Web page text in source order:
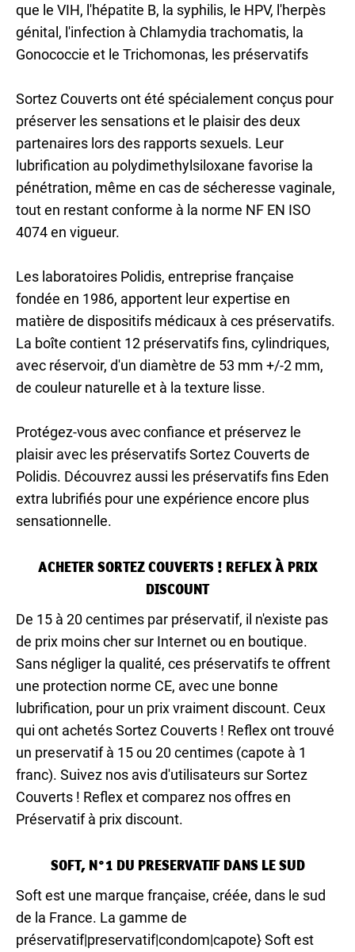
que le VIH, l'hépatite B, la syphilis, le HPV, l'herpès
génital, l'infection à Chlamydia trachomatis, la
Gonococcie et le Trichomonas, les préservatifs
Sortez Couverts ont été spécialement conçus pour
préserver les sensations et le plaisir des deux
partenaires lors des rapports sexuels. Leur
lubrification au polydimethylsiloxane favorise la
pénétration, même en cas de sécheresse vaginale,
tout en restant conforme à la norme NF EN ISO
4074 en vigueur.
Les laboratoires Polidis, entreprise française
fondée en 1986, apportent leur expertise en
matière de dispositifs médicaux à ces préservatifs.
La boîte contient 12 préservatifs fins, cylindriques,
avec réservoir, d'un diamètre de 53 mm +/-2 mm,
de couleur naturelle et à la texture lisse.
Protégez-vous avec confiance et préservez le
plaisir avec les préservatifs Sortez Couverts de
Polidis. Découvrez aussi les préservatifs fins Eden
extra lubrifiés pour une expérience encore plus
sensationnelle.
ACHETER SORTEZ COUVERTS ! REFLEX À PRIX
DISCOUNT
De 15 à 20 centimes par préservatif, il n'existe pas
de prix moins cher sur Internet ou en boutique.
Sans négliger la qualité, ces préservatifs te offrent
une protection norme CE, avec une bonne
lubrification, pour un prix vraiment discount. Ceux
qui ont achetés Sortez Couverts ! Reflex ont trouvé
un preservatif à 15 ou 20 centimes (capote à 1
franc). Suivez nos avis d'utilisateurs sur Sortez
Couverts ! Reflex et comparez nos offres en
Préservatif à prix discount.
SOFT, N°1 DU PRESERVATIF DANS LE SUD
Soft est une marque française, créée, dans le sud
de la France. La gamme de
préservatif|preservatif|condom|capote} Soft est